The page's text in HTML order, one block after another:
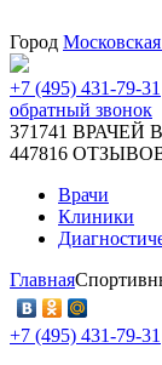
Город
+7 (495) 431-79-31
обратный звонок
371741 ВРАЧЕЙ
447816
Врачи
Клиники
Главная
+7 (495) 431-79-31